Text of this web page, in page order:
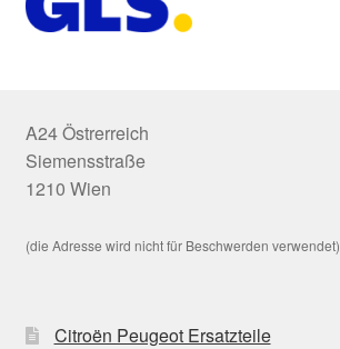
A24 Östrerreich
Siemensstraße
1210 Wien
(die Adresse wird nicht für Beschwerden verwendet)
Citroën Peugeot Ersatzteile